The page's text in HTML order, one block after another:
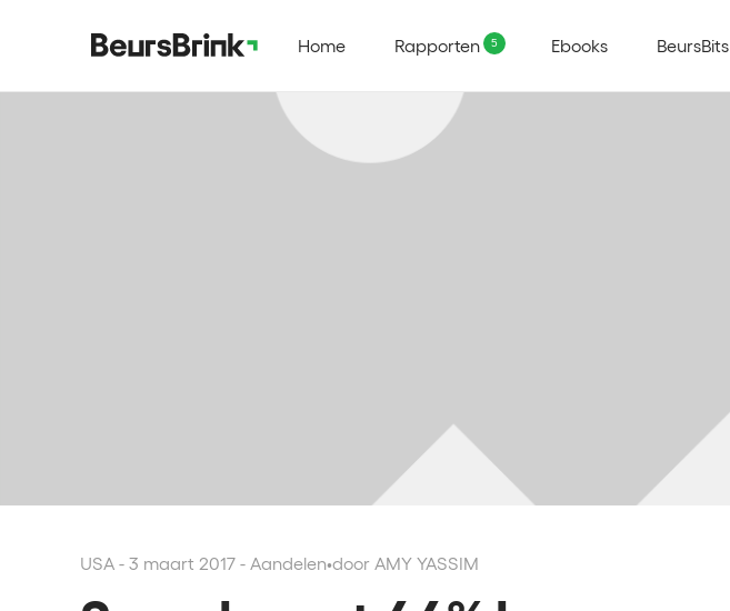
Home Rapporten Ebooks BeursBits
USA - 3 maart 2017 - Aandelen•door AMY YASSIM